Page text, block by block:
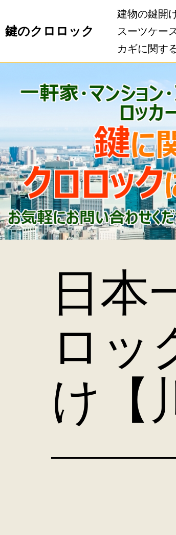
鍵のクロロック
建物の鍵開
スーツケー
カギに関す
日本
ロッ
け【